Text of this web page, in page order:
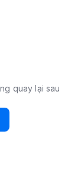
quay lại sau